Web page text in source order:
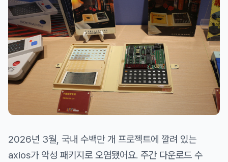
2026년 3월, 국내 수백만 개 프로젝트에 깔려 있는
axios가 악성 패키지로 오염됐어요. 주간 다운로드 수